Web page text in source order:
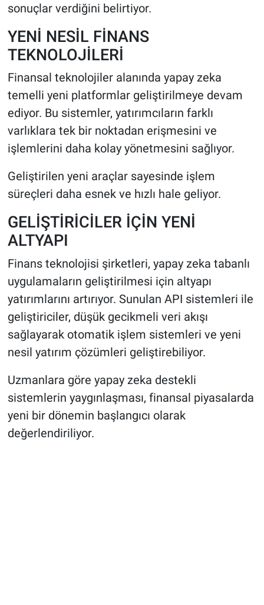
sonuçlar verdiğini belirtiyor.
YENİ NESİL FİNANS
TEKNOLOJİLERİ
Finansal teknolojiler alanında yapay zeka
temelli yeni platformlar geliştirilmeye devam
ediyor. Bu sistemler, yatırımcıların farklı
varlıklara tek bir noktadan erişmesini ve
işlemlerini daha kolay yönetmesini sağlıyor.
Geliştirilen yeni araçlar sayesinde işlem
süreçleri daha esnek ve hızlı hale geliyor.
GELİŞTİRİCİLER İÇİN YENİ
ALTYAPI
Finans teknolojisi şirketleri, yapay zeka tabanlı
uygulamaların geliştirilmesi için altyapı
yatırımlarını artırıyor. Sunulan API sistemleri ile
geliştiriciler, düşük gecikmeli veri akışı
sağlayarak otomatik işlem sistemleri ve yeni
nesil yatırım çözümleri geliştirebiliyor.
Uzmanlara göre yapay zeka destekli
sistemlerin yaygınlaşması, finansal piyasalarda
yeni bir dönemin başlangıcı olarak
değerlendiriliyor.